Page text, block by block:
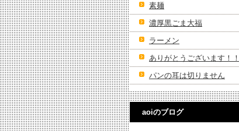
素麺
濃厚黒ごま大福
ラーメン
ありがとうございます！！
パンの耳は切りません
aoiのブログ